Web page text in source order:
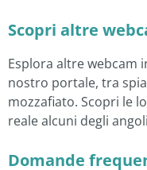
Scopri altre
Esplora altre webcam
nostro portale, tra
mozzafiato. Scopri le
reale alcuni degli
Domande